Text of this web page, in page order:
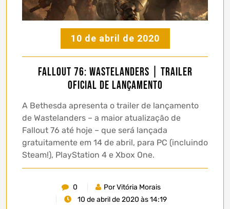
10 de abril de 2020
Fallout 76: Wastelanders | Trailer
oficial de lançamento
A Bethesda apresenta o trailer de lançamento
de Wastelanders – a maior atualização de
Fallout 76 até hoje – que será lançada
gratuitamente em 14 de abril, para PC (incluindo
Steam!), PlayStation 4 e Xbox One.
0
Por Vitória Morais
10 de abril de 2020 às 14:19